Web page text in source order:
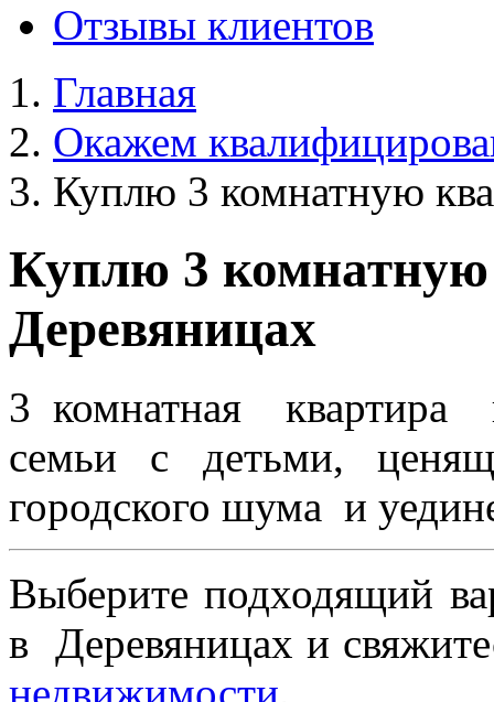
Отзывы клиентов
Главная
Окажем
Куплю 3 комнатную
Куплю 3 комнатную
Деревяницах
3 комнатная квартира
семьи с детьми,
городского шума и
Выберите подходящий
в Деревяницах и
недвижимости.